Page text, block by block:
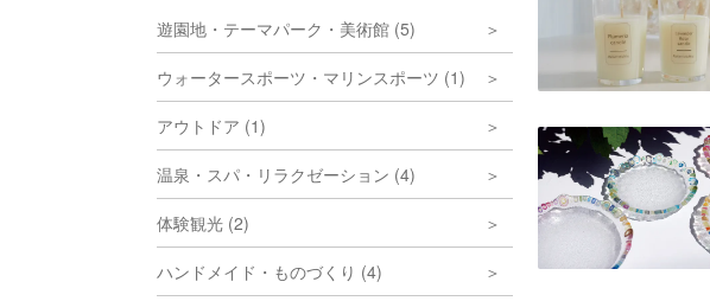
遊園地・テーマパーク・美術館 (5)
ウォータースポーツ・マリンスポーツ (1)
アウトドア (1)
温泉・スパ・リラクゼーション (4)
体験観光 (2)
ハンドメイド・ものづくり (4)